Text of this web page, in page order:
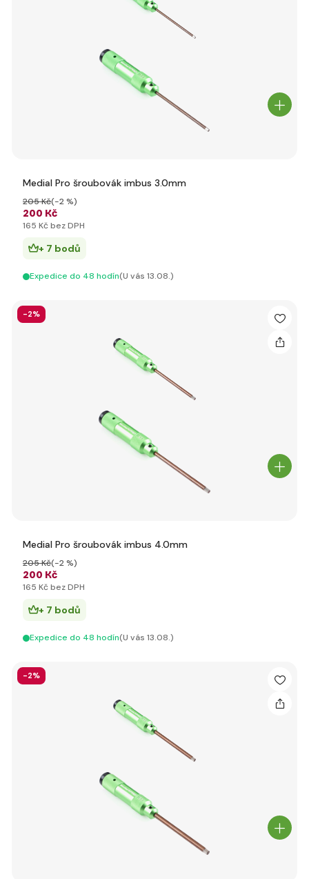
Medial Pro šroubovák imbus 3.0mm
200 Kč
205 Kč(-2 %)
165 Kč bez DPH
+ 7 bodů
Expedice do 48 hodín(U vás 13.08.)
-2%
Medial Pro šroubovák imbus 4.0mm
200 Kč
205 Kč(-2 %)
165 Kč bez DPH
+ 7 bodů
Expedice do 48 hodín(U vás 13.08.)
-2%